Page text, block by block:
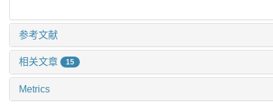
参考文献
相关文章 15
Metrics